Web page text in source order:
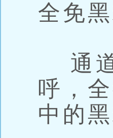
全免
通道
呼，
中的